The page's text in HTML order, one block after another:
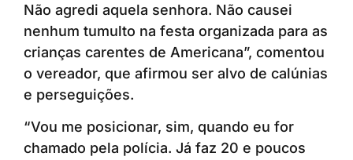
Não agredi aquela senhora. Não causei
nenhum tumulto na festa organizada para as
crianças carentes de Americana”, comentou
o vereador, que afirmou ser alvo de calúnias
e perseguições.
“Vou me posicionar, sim, quando eu for
chamado pela polícia. Já faz 20 e poucos